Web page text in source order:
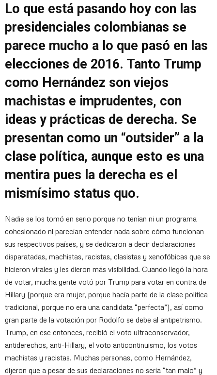
Lo que está pasando hoy con las
presidenciales colombianas se
parece mucho a lo que pasó en las
elecciones de 2016. Tanto Trump
como Hernández son viejos
machistas e imprudentes, con
ideas y prácticas de derecha. Se
presentan como un “outsider” a la
clase política, aunque esto es una
mentira pues la derecha es el
mismísimo status quo.
Nadie se los tomó en serio porque no tenían ni un programa
cohesionado ni parecían entender nada sobre cómo funcionan
sus respectivos países, y se dedicaron a decir declaraciones
disparatadas, machistas, racistas, clasistas y xenofóbicas que se
hicieron virales y les dieron más visibilidad. Cuando llegó la hora
de votar, mucha gente votó por Trump para votar en contra de
Hillary (porque era mujer, porque hacía parte de la clase política
tradicional, porque no era una candidata “perfecta”), así como
gran parte de la votación por Rodolfo se debe al antipetrismo.
Trump, en ese entonces, recibió el voto ultraconservador,
antiderechos, anti-Hillary, el voto anticontinuismo, los votos
machistas y racistas. Muchas personas, como Hernández,
dijeron que a pesar de sus declaraciones no sería “tan malo” y